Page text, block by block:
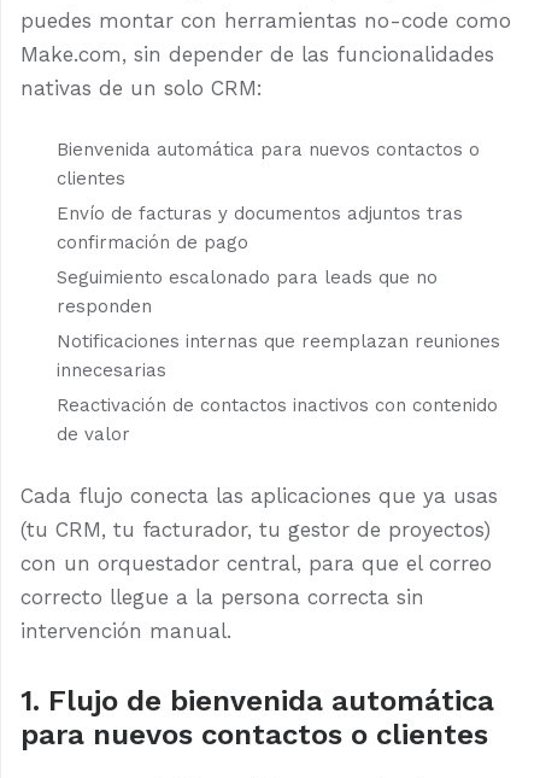
puedes montar con herramientas no-code como
Make.com, sin depender de las funcionalidades
nativas de un solo CRM:
Bienvenida automática para nuevos contactos o
clientes
Envío de facturas y documentos adjuntos tras
confirmación de pago
Seguimiento escalonado para leads que no
responden
Notificaciones internas que reemplazan reuniones
innecesarias
Reactivación de contactos inactivos con contenido
de valor
Cada flujo conecta las aplicaciones que ya usas
(tu CRM, tu facturador, tu gestor de proyectos)
con un orquestador central, para que el correo
correcto llegue a la persona correcta sin
intervención manual.
1. Flujo de bienvenida automática
para nuevos contactos o clientes